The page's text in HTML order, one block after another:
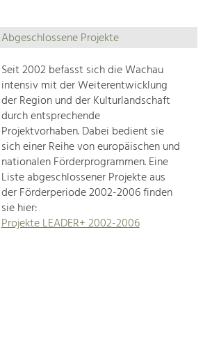
Themenübersicht
Die
Regionalentwicklung
in
unserer
Region
ist
sehr
vielfältig.
Deshalb
geben
wir
hier
Abgeschlossene Projekte
Seit 2002 befasst sich die Wachau
intensiv mit der Weiterentwicklung
der Region und der Kulturlandschaft
durch entsprechende
Projektvorhaben. Dabei bedient sie
sich einer Reihe von europäischen und
nationalen Förderprogrammen. Eine
Liste abgeschlossener Projekte aus
der Förderperiode 2002-2006 finden
sie hier:
Projekte LEADER+ 2002-2006